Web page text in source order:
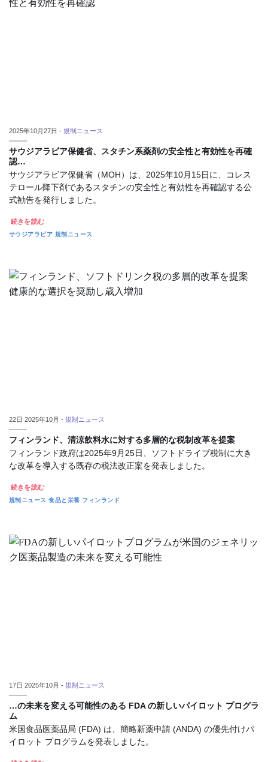
2025年10月27日 - 規制ニュース
サウジアラビア保健省、スタチン系薬剤の安全性と有効性を再確
認…
サウジアラビア保健省（MOH）は、2025年10月15日に、コレス
テロール降下剤であるスタチンの安全性と有効性を再確認する公
式勧告を発行しました。
続きを読む
サウジアラビア 規制ニュース
22日 2025年10月 - 規制ニュース
フィンランド、清涼飲料水に対する多層的な税制改革を提案
フィンランド政府は2025年9月25日、ソフトドライブ税制に大き
な改革を導入する既存の税法改正案を発表しました。
続きを読む
規制ニュース 食品と栄養 フィンランド
17日 2025年10月 - 規制ニュース
…の未来を変える可能性のある FDA の新しいパイロット プログラ
ム
米国食品医薬品局 (FDA) は、簡略新薬申請 (ANDA) の優先付けパ
イロット プログラムを発表しました。